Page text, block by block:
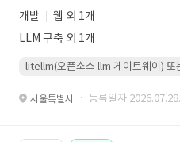
개발
웹 외 1개
LLM 구축 외 1개
litellm(오픈소스 llm 게이트웨이) 또
서울특별시 · 등록일자 2026.07.28.